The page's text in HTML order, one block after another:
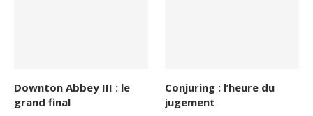
Downton Abbey III : le
grand final
Conjuring : l’heure du
jugement